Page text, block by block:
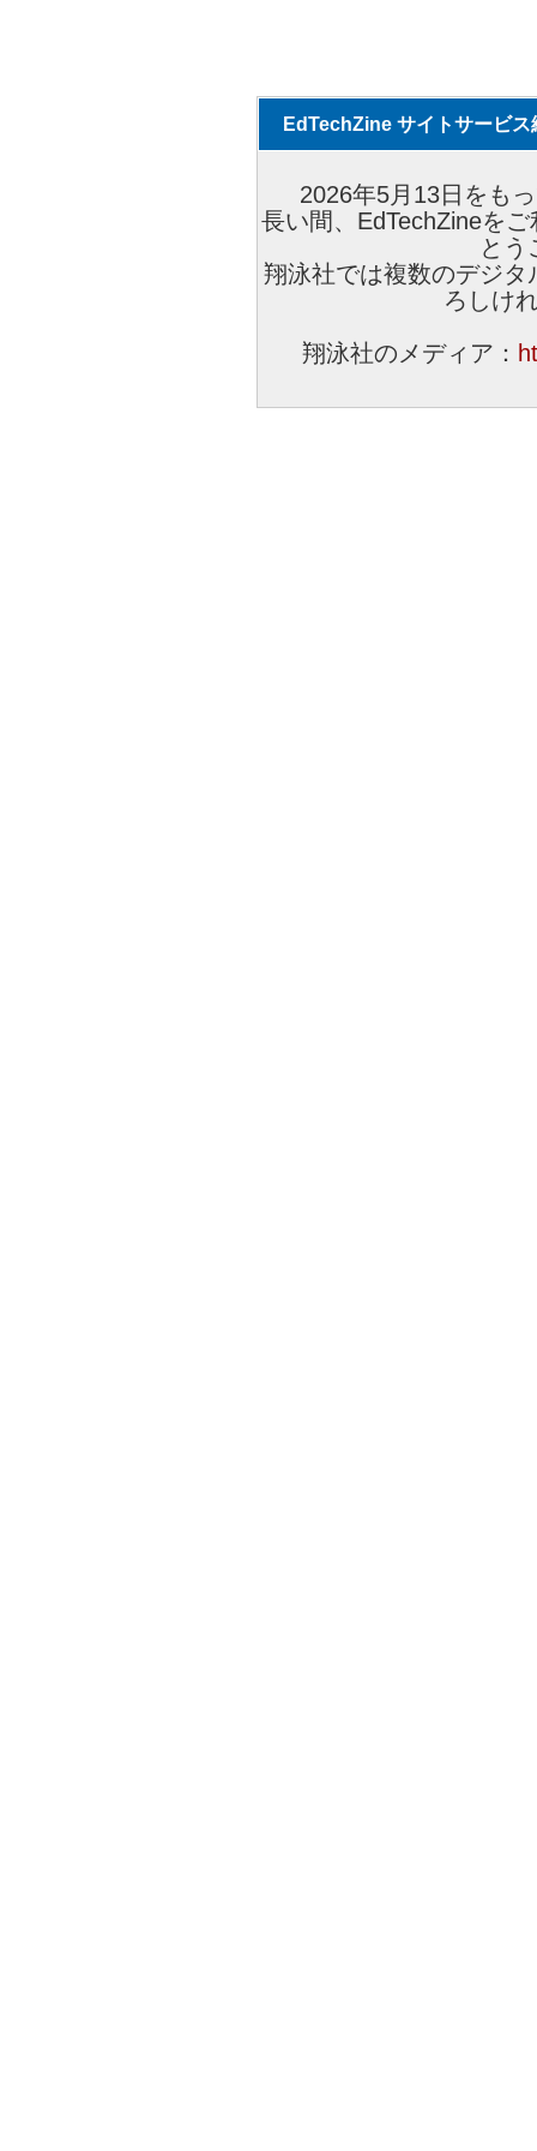
EdTechZine サイトサービス
2026年5月13日をも
長い間、EdTechZineを
とう
翔泳社では複数のデジ
ろしけ
翔泳社のメディア：